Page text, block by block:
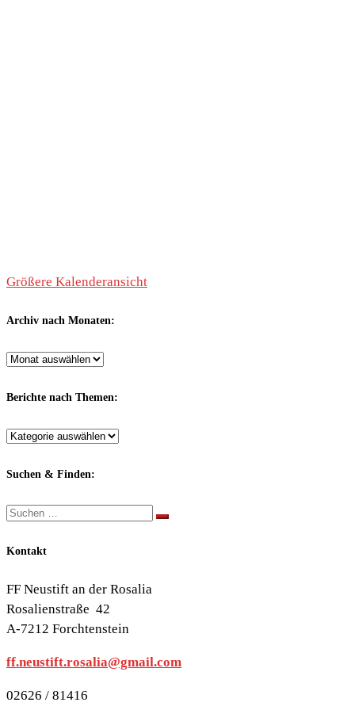
Größere Kalenderansicht
Archiv nach Monaten:
Archiv
Monaten:
Berichte nach Themen:
Berichte
Themen:
Suchen & Finden:
Suche
Suchen …
Kontakt
FF Neustift an der Rosalia
Rosalienstraße 42
A-7212 Forchtenstein
ff.neustift.rosalia@gmail.com
02626 / 81416